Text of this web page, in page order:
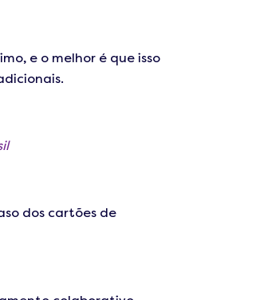
e o melhor é que isso
dos cartões de